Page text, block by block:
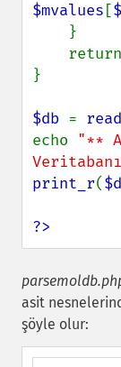
$mvalues [
}
$db =
echo "**
print_r(
?>
asit
şöyle olur: